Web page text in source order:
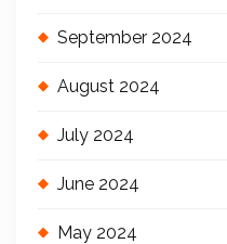
September 2024
August 2024
July 2024
June 2024
May 2024